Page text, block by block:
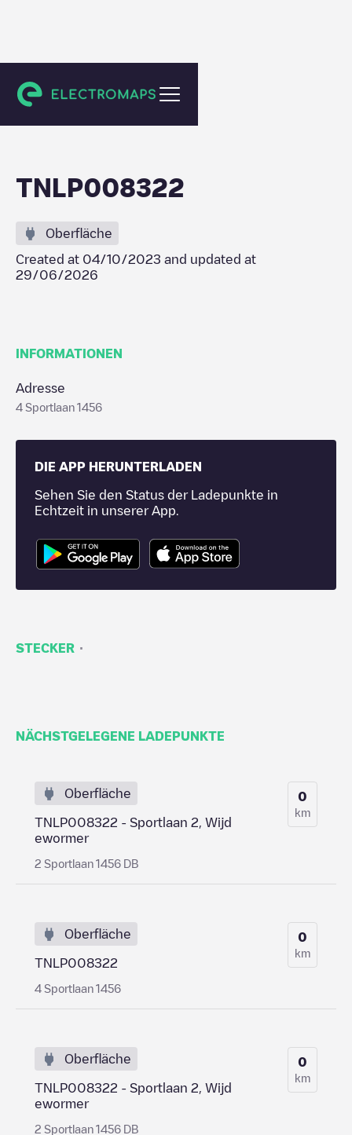
Wijdewormer
TNLP008322
Oberfläche
Created at 04/10/2023 and updated at
29/06/2026
INFORMATIONEN
Adresse
4 Sportlaan 1456
DIE APP HERUNTERLADEN
Sehen Sie den Status der Ladepunkte in
Echtzeit in unserer App.
STECKER ·
NÄCHSTGELEGENE LADEPUNKTE
Oberfläche
TNLP008322 - Sportlaan 2, Wijd
ewormer
2 Sportlaan 1456 DB
0
km
Oberfläche
TNLP008322
4 Sportlaan 1456
0
km
Oberfläche
TNLP008322 - Sportlaan 2, Wijd
ewormer
2 Sportlaan 1456 DB
0
km